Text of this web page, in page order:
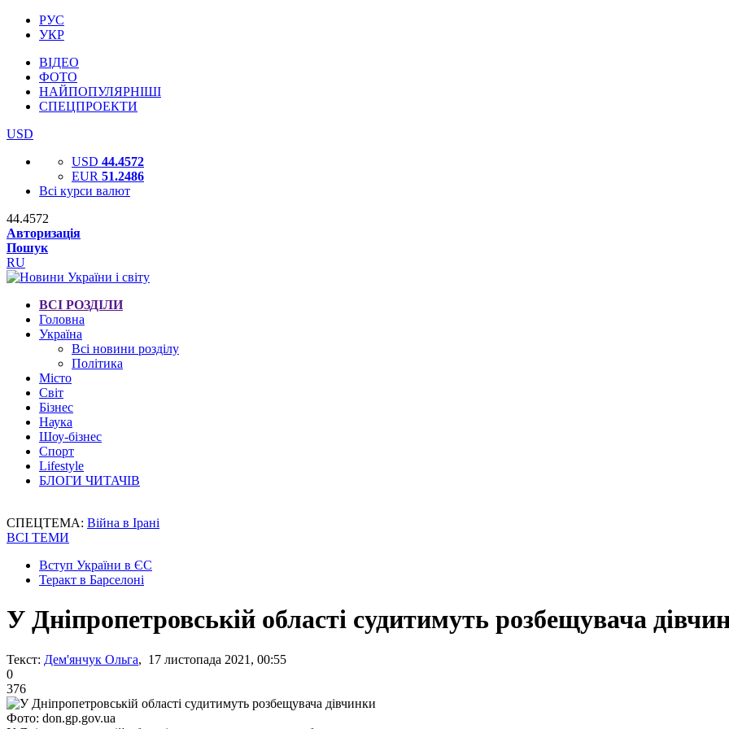
РУС
УКР
ВІДЕО
ФОТО
НАЙПОПУЛЯРНІШІ
СПЕЦПРОЕКТИ
USD
USD 44.4572
EUR 51.2486
Всі курси валют
44.4572
Авторизація
Пошук
RU
ВСІ РОЗДІЛИ
Головна
Україна
Всі новини розділу
Політика
Місто
Світ
Бізнес
Наука
Шоу-бізнес
Спорт
Lifestyle
БЛОГИ ЧИТАЧІВ
СПЕЦТЕМА: Війна в Ірані
ВСІ ТЕМИ
Вступ України в ЄС
Теракт в Барселоні
У Дніпропетровській області судитимуть розбещувача
Текст: Дем'янчук Ольга, 17 листопада 2021, 00:55
0
376
Фото: don.gp.gov.ua